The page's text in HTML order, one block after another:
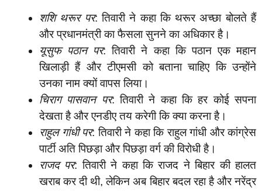
शशि थरूर पर: तिवारी ने कहा कि थरूर अच्छा बोलते हैं
और प्रधानमंत्री का फैसला सुनने का अधिकार है।
यूसुफ पठान पर: तिवारी ने कहा कि पठान एक महान
खिलाड़ी हैं और टीएमसी को बताना चाहिए कि उन्होंने
उनका नाम क्यों वापस लिया।
चिराग पासवान पर: तिवारी ने कहा कि हर कोई सपना
देखता है और एनडीए तय करेगी कि क्या करना है।
राहुल गांधी पर: तिवारी ने कहा कि राहुल गांधी और कांग्रेस
पार्टी अति पिछड़ा और पिछड़ा वर्ग की विरोधी है।
राजद पर: तिवारी ने कहा कि राजद ने बिहार की हालत
खराब कर दी थी, लेकिन अब बिहार बदल रहा है और नरेंद्र